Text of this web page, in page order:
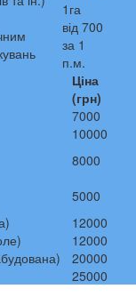
1га
від 700
за 1
п.м.
Ціна
(грн)
7000
10000
8000
5000
12000
12000
20000
25000